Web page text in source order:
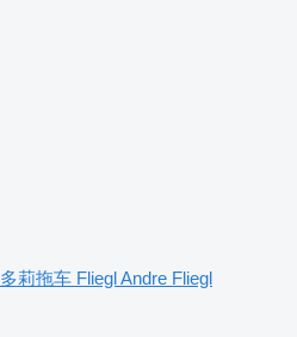
多莉拖车 Fliegl Andre Fliegl